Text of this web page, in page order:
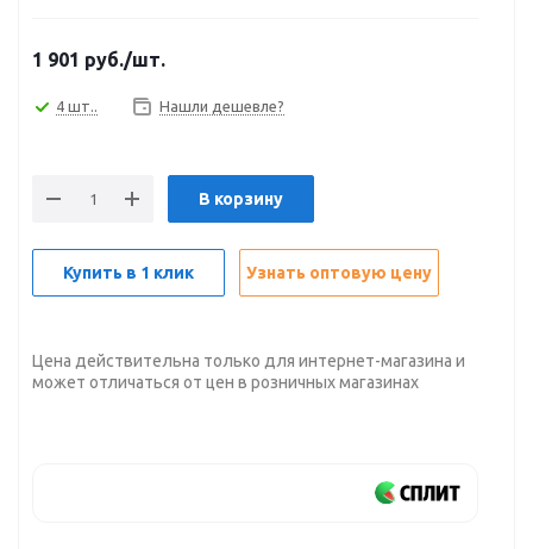
1 901 руб./шт.
4 шт.. Нашли дешевле?
В корзину
Купить в 1 клик Узнать оптовую цену
Цена действительна только для интернет-магазина и
может отличаться от цен в розничных магазинах